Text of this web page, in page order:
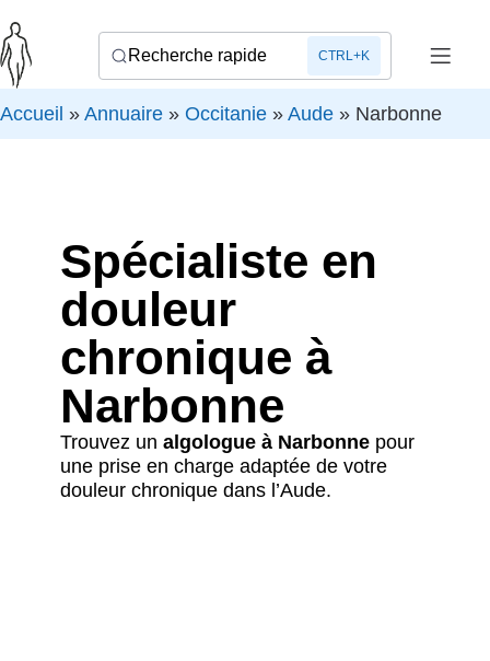
Recherche rapide CTRL+K
Accueil » Annuaire » Occitanie » Aude » Narbonne
Spécialiste en
douleur
chronique à
Narbonne
Trouvez un algologue à Narbonne pour
une prise en charge adaptée de votre
douleur chronique dans l’Aude.